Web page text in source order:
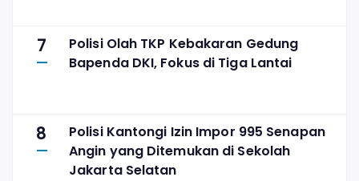
7
Polisi Olah TKP Kebakaran Gedung
Bapenda DKI, Fokus di Tiga Lantai
8
Polisi Kantongi Izin Impor 995 Senapan
Angin yang Ditemukan di Sekolah
Jakarta Selatan